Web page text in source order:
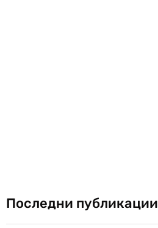
Последни публикации